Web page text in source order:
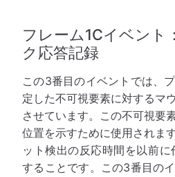
フレーム1Cイベント
ク応答記録
この3番目のイベントでは、
定した不可視要素に対するマ
させています。この不可視要
位置を示すために使用されま
ット検出の反応時間を以前
することです。この3番目の